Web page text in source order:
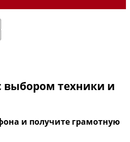
техники и
и получите грамотную